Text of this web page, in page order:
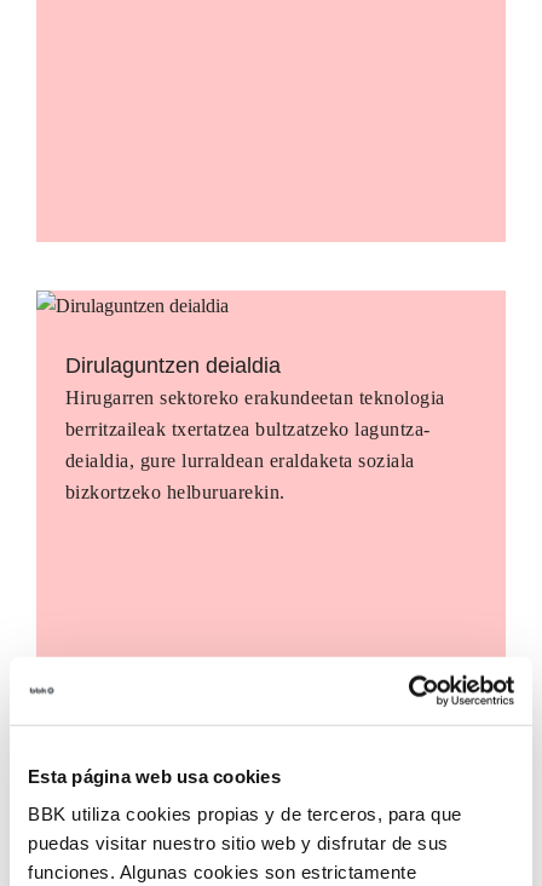
Esta página web usa cookies
BBK utiliza cookies propias y de terceros, para que
puedas visitar nuestro sitio web y disfrutar de sus
funciones. Algunas cookies son estrictamente
Dirulaguntzen deialdia
Hirugarren sektoreko erakundeetan teknologia
berritzaileak txertatzea bultzatzeko laguntza-
deialdia, gure lurraldean eraldaketa soziala
bizkortzeko helburuarekin.